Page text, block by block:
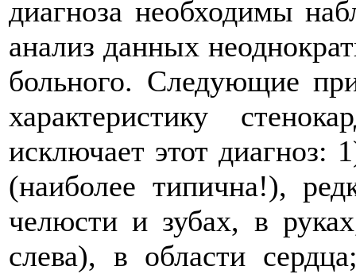
диагноза необходимы
анализ данных
больного. Следующие
характеристику
исключает этот диагноз:
(наиболее типична!),
челюсти и зубах, в
слева), в области